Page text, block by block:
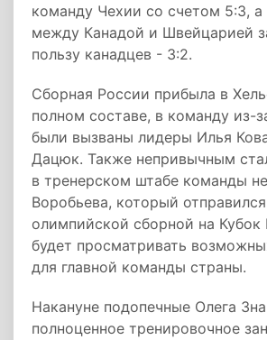
команду Чехии со счетом 5:3, а
между Канадой и Швейцарией
пользу канадцев - 3:2.
Сборная России прибыла в
полном составе, в команду из-
были вызваны лидеры Илья
Дацюк. Также непривычным
в тренерском штабе команды
Воробьева, который
олимпийской сборной на Кубок
будет просматривать
для главной команды страны.
Накануне подопечные Олега
полноценное тренировочное